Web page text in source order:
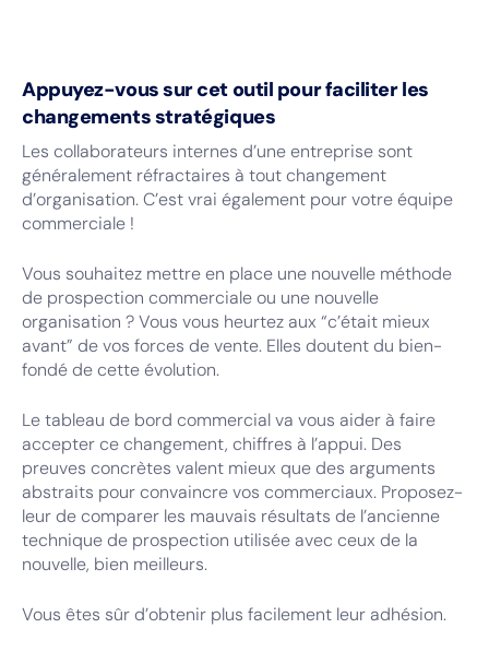
Appuyez-vous sur cet outil pour faciliter les
changements stratégiques
Les collaborateurs internes d’une entreprise sont
généralement réfractaires à tout changement
d’organisation. C’est vrai également pour votre équipe
commerciale !
Vous souhaitez mettre en place une nouvelle méthode
de prospection commerciale ou une nouvelle
organisation ? Vous vous heurtez aux “c’était mieux
avant” de vos forces de vente. Elles doutent du bien-
fondé de cette évolution.
Le tableau de bord commercial va vous aider à faire
accepter ce changement, chiffres à l’appui. Des
preuves concrètes valent mieux que des arguments
abstraits pour convaincre vos commerciaux. Proposez-
leur de comparer les mauvais résultats de l’ancienne
technique de prospection utilisée avec ceux de la
nouvelle, bien meilleurs.
Vous êtes sûr d’obtenir plus facilement leur adhésion.